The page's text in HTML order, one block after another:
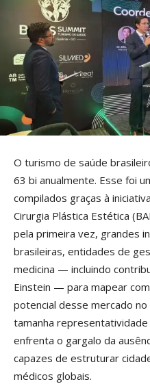
O turismo de saúde
63 bi anualmente. Esse foi
compilados graças à
Cirurgia Plástica Estética
pela primeira vez, grandes
brasileiras, entidades de
medicina — incluindo
Einstein — para mapear
potencial desse mercado
tamanha
enfrenta o gargalo da
capazes de estruturar
médicos globais.